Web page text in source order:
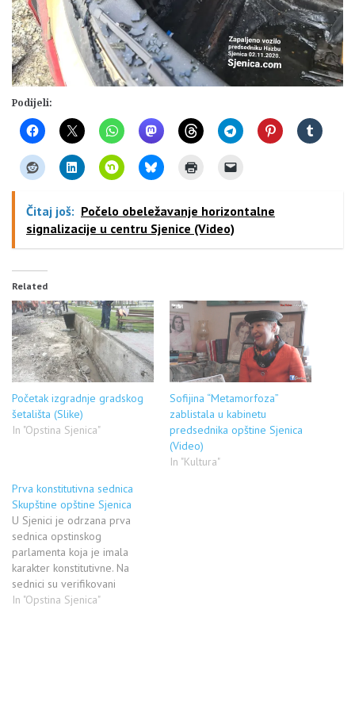
Podijeli:
Čitaj još: Počelo obeležavanje horizontalne
signalizacije u centru Sjenice (Video)
Related
Početak izgradnje gradskog
šetališta (Slike)
In "Opstina Sjenica"
Sofijina “Metamorfoza”
zablistala u kabinetu
predsednika opštine Sjenica
(Video)
In "Kultura"
Prva konstitutivna sednica
Skupštine opštine Sjenica
U Sjenici je odrzana prva
sednica opstinskog
parlamenta koja je imala
karakter konstitutivne. Na
sednici su verifikovani
mandati odbornika i to: SDA -
In "Opstina Sjenica"